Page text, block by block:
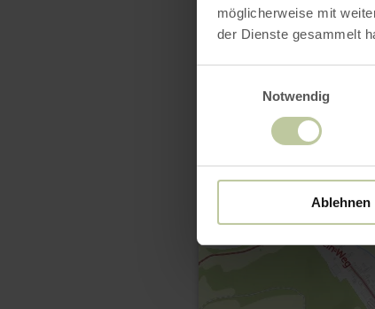
möglicherweise mit
der Dienste gesammelt
Notwendig
Ablehnen